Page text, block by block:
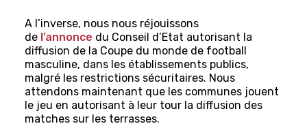
A l’inverse, nous nous réjouissons
de l’annonce du Conseil d’Etat autorisant la
diffusion de la Coupe du monde de football
masculine, dans les établissements publics,
malgré les restrictions sécuritaires. Nous
attendons maintenant que les communes jouent
le jeu en autorisant à leur tour la diffusion des
matches sur les terrasses.